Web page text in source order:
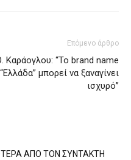
Επόμενο άρθρο
Καράογλου: “Το brand name
“Ελλάδα” μπορεί να ξαναγίνει
ισχυρό”
ΑΠΟ ΤΟΝ ΣΥΝΤΑΚΤΗ